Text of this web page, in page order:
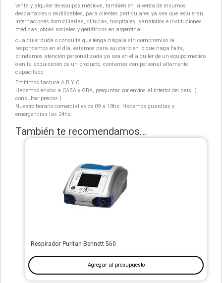
venta y alquiler de equipos médicos, también en la venta de insumos
descartables o reutilizables, para clientes particulares ya sea que requieran
internaciones domiciliarias, clínicas, hospitales, sanatorios e instituciones
medicas, obras sociales y geriátricos en argentina.
cualquier duda o consulta que tenga hágala sin compromiso la
respondemos en el día, estamos para ayudarlo en lo que haga falta,
brindamos atención personalizada ya sea en el alquiler de un equipo medico
o en la adquisición de un producto, contamos con personal altamente
capacitado.
Emitimos factura A,B Y C.
Hacemos envíos a CABA y GBA, preguntar por envíos al interior del país. (
consultar precios )
Nuestro horario comercial es de 09 a 18hs. Hacemos guardias y
emergencias las 24hs.
También te recomendamos…
Respirador Puritan Bennett 560
Agregar al presupuesto